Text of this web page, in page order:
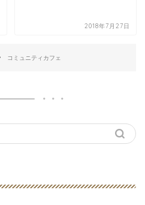
2018年7月27日
コミュニティカフェ